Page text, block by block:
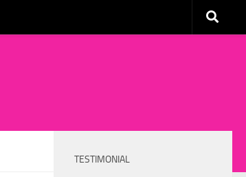
TESTIMONIAL